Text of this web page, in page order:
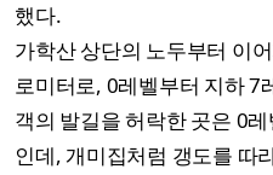
했다.
가학산 상단의 노두부터 이
로미터로, 0레벨부터 지하 7
객의 발길을 허락한 곳은 0
인데, 개미집처럼 갱도를 따